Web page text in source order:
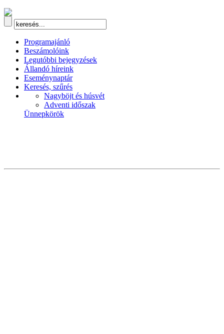
Programajánló
Beszámolóink
Legutóbbi bejegyzések
Állandó híreink
Eseménynaptár
Keresés, szűrés
Nagyböjt és húsvét
Adventi időszak
Ünnepkörök